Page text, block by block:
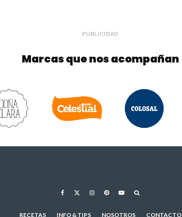
PUBLICIDAD
Marcas que nos acompañan
RECETAS INFO & TIPS NOSOTROS CONTACTO